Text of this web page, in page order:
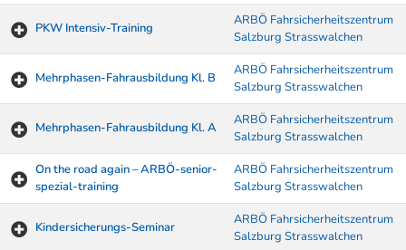
PKW Intensiv-Training
ARBÖ Fahrsicherheitszentrum
Salzburg Strasswalchen
Mehrphasen-Fahrausbildung Kl. B
ARBÖ Fahrsicherheitszentrum
Salzburg Strasswalchen
Mehrphasen-Fahrausbildung Kl. A
ARBÖ Fahrsicherheitszentrum
Salzburg Strasswalchen
On the road again – ARBÖ-senior-
spezial-training
ARBÖ Fahrsicherheitszentrum
Salzburg Strasswalchen
Kindersicherungs-Seminar
ARBÖ Fahrsicherheitszentrum
Salzburg Strasswalchen